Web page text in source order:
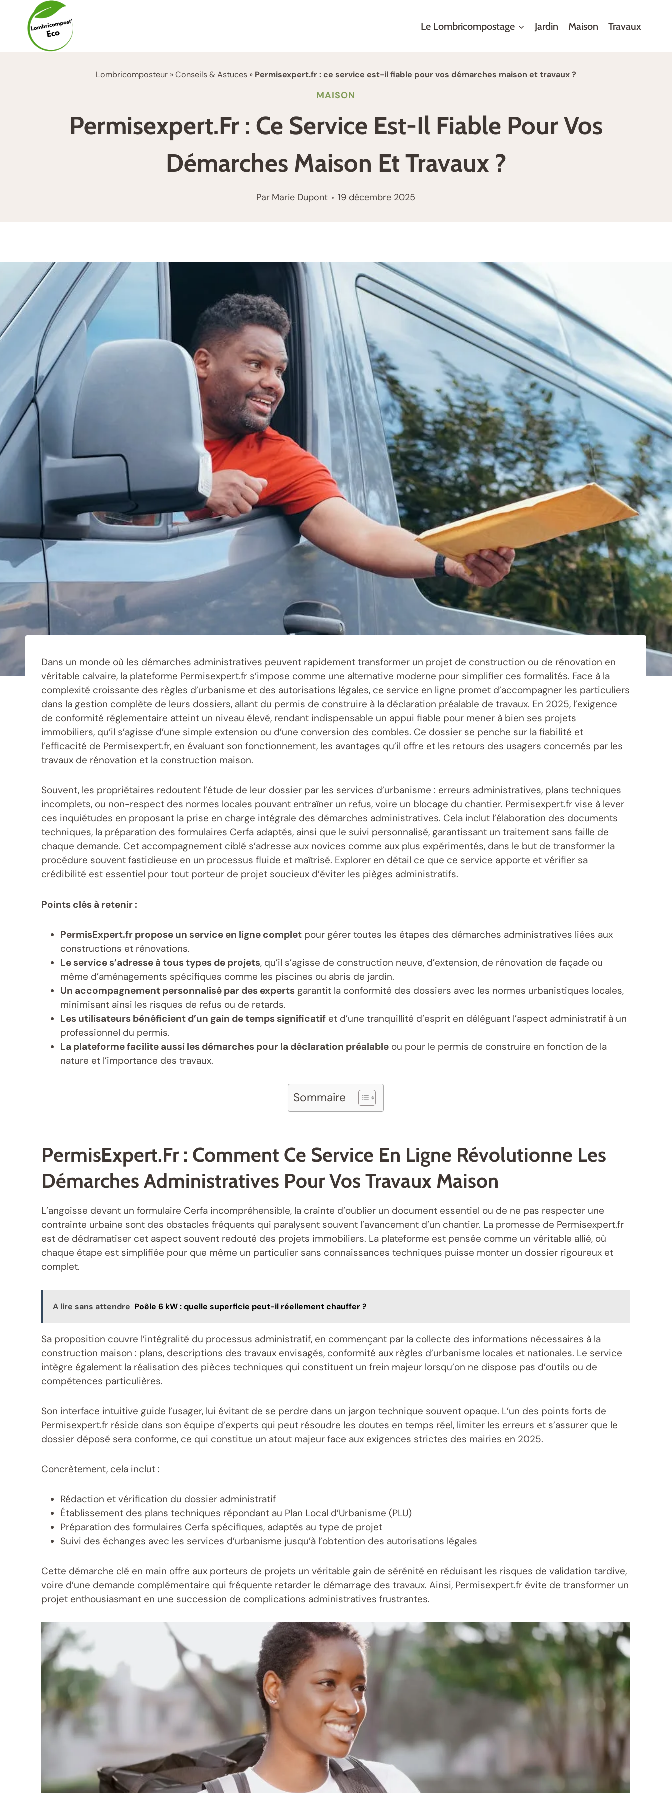
contenu
Le Lombricompostage Jardin Maison Travaux
Lombricomposteur»Conseils & Astuces» Permisexpert.fr : ce service est-il fiable pour vos démarches maison et travaux ?
MAISON
Permisexpert.fr : Ce Service Est-Il Fiable Pour Vos
Démarches Maison Et Travaux ?
Par Marie Dupont 19 décembre 2025
Dans un monde où les démarches administratives peuvent rapidement transformer un projet de construction ou de rénovation en
véritable calvaire, la plateforme Permisexpert.fr s’impose comme une alternative moderne pour simplifier ces formalités. Face à la
complexité croissante des règles d’urbanisme et des autorisations légales, ce service en ligne promet d’accompagner les particuliers
dans la gestion complète de leurs dossiers, allant du permis de construire à la déclaration préalable de travaux. En 2025, l’exigence
de conformité réglementaire atteint un niveau élevé, rendant indispensable un appui fiable pour mener à bien ses projets
immobiliers, qu’il s’agisse d’une simple extension ou d’une conversion des combles. Ce dossier se penche sur la fiabilité et
l’efficacité de Permisexpert.fr, en évaluant son fonctionnement, les avantages qu’il offre et les retours des usagers concernés par les
travaux de rénovation et la construction maison.
Souvent, les propriétaires redoutent l’étude de leur dossier par les services d’urbanisme : erreurs administratives, plans techniques
incomplets, ou non-respect des normes locales pouvant entraîner un refus, voire un blocage du chantier. Permisexpert.fr vise à lever
ces inquiétudes en proposant la prise en charge intégrale des démarches administratives. Cela inclut l’élaboration des documents
techniques, la préparation des formulaires Cerfa adaptés, ainsi que le suivi personnalisé, garantissant un traitement sans faille de
chaque demande. Cet accompagnement ciblé s’adresse aux novices comme aux plus expérimentés, dans le but de transformer la
procédure souvent fastidieuse en un processus fluide et maîtrisé. Explorer en détail ce que ce service apporte et vérifier sa
crédibilité est essentiel pour tout porteur de projet soucieux d’éviter les pièges administratifs.
Points clés à retenir :
PermisExpert.fr propose un service en ligne complet pour gérer toutes les étapes des démarches administratives liées aux
constructions et rénovations.
Le service s’adresse à tous types de projets, qu’il s’agisse de construction neuve, d’extension, de rénovation de façade ou
même d’aménagements spécifiques comme les piscines ou abris de jardin.
Un accompagnement personnalisé par des experts garantit la conformité des dossiers avec les normes urbanistiques locales,
minimisant ainsi les risques de refus ou de retards.
Les utilisateurs bénéficient d’un gain de temps significatif et d’une tranquillité d’esprit en déléguant l’aspect administratif à un
professionnel du permis.
La plateforme facilite aussi les démarches pour la déclaration préalable ou pour le permis de construire en fonction de la
nature et l’importance des travaux.
Sommaire
PermisExpert.fr : Comment Ce Service En Ligne Révolutionne Les
Démarches Administratives Pour Vos Travaux Maison
L’angoisse devant un formulaire Cerfa incompréhensible, la crainte d’oublier un document essentiel ou de ne pas respecter une
contrainte urbaine sont des obstacles fréquents qui paralysent souvent l’avancement d’un chantier. La promesse de Permisexpert.fr
est de dédramatiser cet aspect souvent redouté des projets immobiliers. La plateforme est pensée comme un véritable allié, où
chaque étape est simplifiée pour que même un particulier sans connaissances techniques puisse monter un dossier rigoureux et
complet.
A lire sans attendre Poêle 6 kW : quelle superficie peut-il réellement chauffer ?
Sa proposition couvre l’intégralité du processus administratif, en commençant par la collecte des informations nécessaires à la
construction maison : plans, descriptions des travaux envisagés, conformité aux règles d’urbanisme locales et nationales. Le service
intègre également la réalisation des pièces techniques qui constituent un frein majeur lorsqu’on ne dispose pas d’outils ou de
compétences particulières.
Son interface intuitive guide l’usager, lui évitant de se perdre dans un jargon technique souvent opaque. L’un des points forts de
Permisexpert.fr réside dans son équipe d’experts qui peut résoudre les doutes en temps réel, limiter les erreurs et s’assurer que le
dossier déposé sera conforme, ce qui constitue un atout majeur face aux exigences strictes des mairies en 2025.
Concrètement, cela inclut :
Rédaction et vérification du dossier administratif
Établissement des plans techniques répondant au Plan Local d’Urbanisme (PLU)
Préparation des formulaires Cerfa spécifiques, adaptés au type de projet
Suivi des échanges avec les services d’urbanisme jusqu’à l’obtention des autorisations légales
Cette démarche clé en main offre aux porteurs de projets un véritable gain de sérénité en réduisant les risques de validation tardive,
voire d’une demande complémentaire qui fréquente retarder le démarrage des travaux. Ainsi, Permisexpert.fr évite de transformer un
projet enthousiasmant en une succession de complications administratives frustrantes.